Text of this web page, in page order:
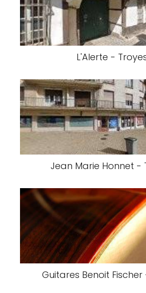
L'Alerte -
Jean Marie Honnet -
Guitares Benoit